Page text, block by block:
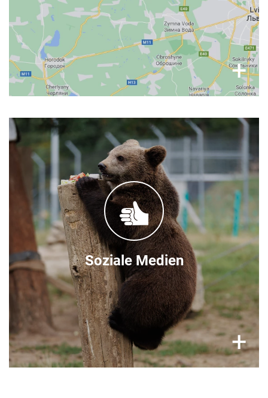
+
×
Soziale Medien
+
Folgen Sie uns!
Auf den Social Media Kanälen vom
BÄRENWALD Domazhyr finden Sie
regelmäßige Updates:
Facebook
Instagram
×